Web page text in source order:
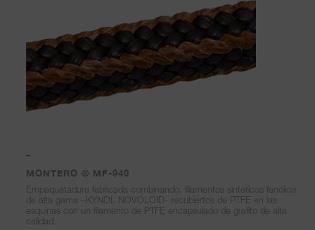
–
MONTERO ® MF-940
Empaquetadura fabricada combinando, filamentos sintéticos fenólico
de alta gama –KYNOL NOVOLOID- recubiertos de PTFE en las
esquinas con un filamento de PTFE encapsulado de grafito de alta
calidad.